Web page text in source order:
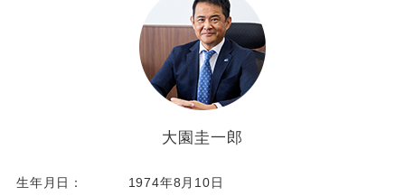
大園圭一郎
生年月日：
1974年8月10日